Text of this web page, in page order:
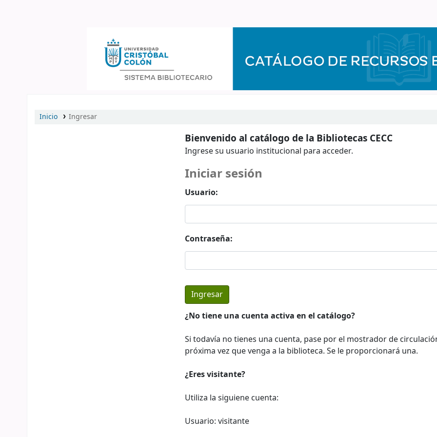
Inicio Ingresar
Bienvenido al catálogo de la Bibliotecas CECC
Ingrese su usuario institucional para acceder.
Iniciar sesión
Usuario:
Contraseña:
¿No tiene una cuenta activa en el catálogo?
Si todavía no tienes una cuenta, pase por el mostrador de
próxima vez que venga a la biblioteca. Se le proporcionará una.
¿Eres visitante?
Utiliza la siguiene cuenta:
Usuario: visitante